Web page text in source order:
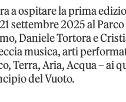
a ospitare la prima
settembre 2025 al
Daniele Tortora e
musica, arti
Terra, Aria, Acqua – ai
del Vuoto.